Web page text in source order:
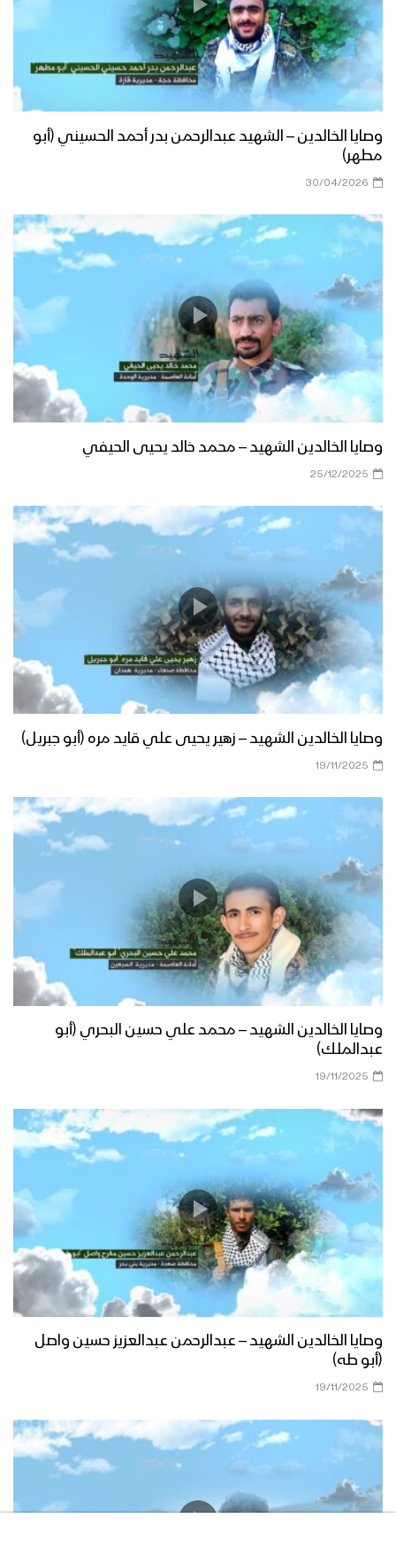
وصايا الخالدين – الشهيد عبدالرحمن بدر أحمد الحسيني (أبو
مطهر)
30/04/2026
وصايا الخالدين الشهيد – محمد خالد يحيى الحيفي
25/12/2025
وصايا الخالدين الشهيد – زهير يحيى علي قايد مره (أبو جبريل)
19/11/2025
وصايا الخالدين الشهيد – محمد علي حسين البحري (أبو
عبدالملك)
19/11/2025
وصايا الخالدين الشهيد – عبدالرحمن عبدالعزيز حسين واصل
(أبو طه)
19/11/2025